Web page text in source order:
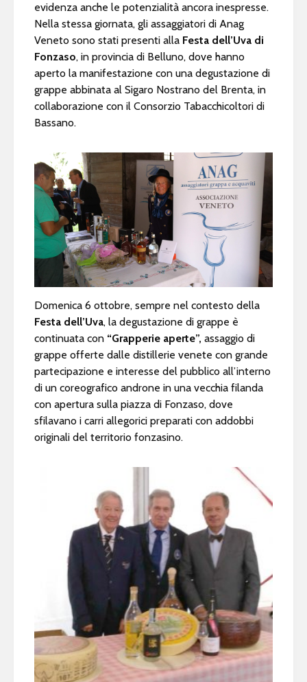
evidenza anche le potenzialità ancora inespresse.
Nella stessa giornata, gli assaggiatori di Anag
Veneto sono stati presenti alla Festa dell’Uva di
Fonzaso, in provincia di Belluno, dove hanno
aperto la manifestazione con una degustazione di
grappe abbinata al Sigaro Nostrano del Brenta, in
collaborazione con il Consorzio Tabacchicoltori di
Bassano.
Domenica 6 ottobre, sempre nel contesto della
Festa dell’Uva, la degustazione di grappe è
continuata con “Grapperie aperte”, assaggio di
grappe offerte dalle distillerie venete con grande
partecipazione e interesse del pubblico all’interno
di un coreografico androne in una vecchia filanda
con apertura sulla piazza di Fonzaso, dove
sfilavano i carri allegorici preparati con addobbi
originali del territorio fonzasino.